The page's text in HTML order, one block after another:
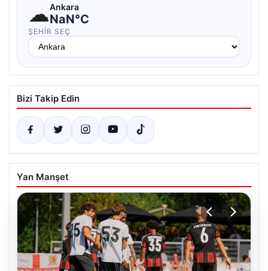
☁Ankara
NaN°C
ŞEHIR SEÇ
Bizi Takip Edin
Yan Manşet